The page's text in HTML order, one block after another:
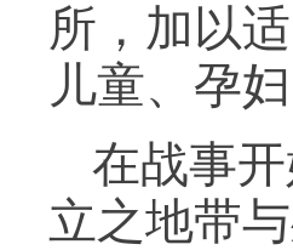
所，加以
儿童、孕
在战事
立之地带